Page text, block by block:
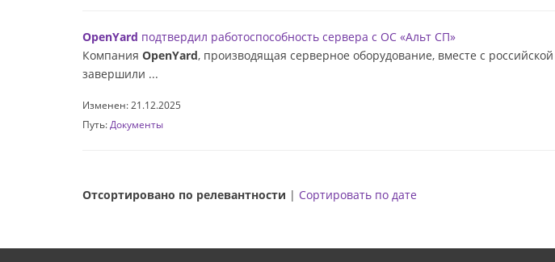
OpenYard подтвердил работоспособность сервера с ОС «Альт СП»
Компания OpenYard, производящая серверное оборудование, вместе с
завершили ...
Изменен: 21.12.2025
Путь: Документы
Отсортировано по релевантности | Сортировать по дате